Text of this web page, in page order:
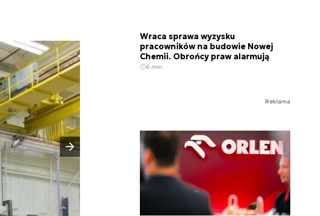
Następny slajd
Wraca sprawa wyzysku
pracowników na budowie Nowej
Chemii. Obrońcy praw alarmują
6 min.
Reklama